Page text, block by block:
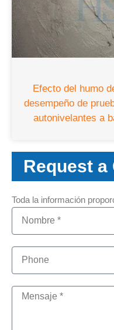
Efecto del humo
desempeño de
autonivelantes a
Request a
Toda la información